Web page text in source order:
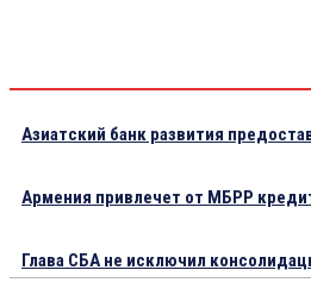
Азиатский банк развития
Армения привлечет от МБРР
Глава СБА не исключил